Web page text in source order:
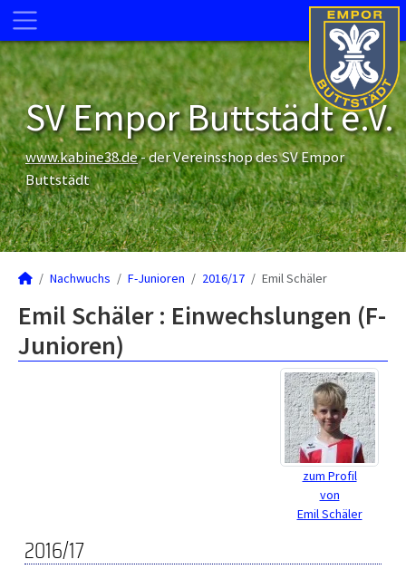
SV Empor Buttstädt e.V.
www.kabine38.de- der Vereinsshop des SV Empor
Buttstädt
Nachwuchs F-Junioren 2016/17 Emil Schäler
Emil Schäler : Einwechslungen (F-
Junioren)
zum Profil
von
Emil Schäler
2016/17